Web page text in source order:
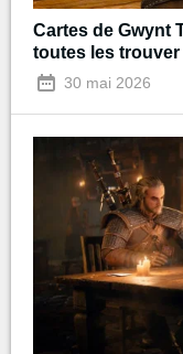
Cartes de Gwynt
toutes les trouver
30 mai 2026